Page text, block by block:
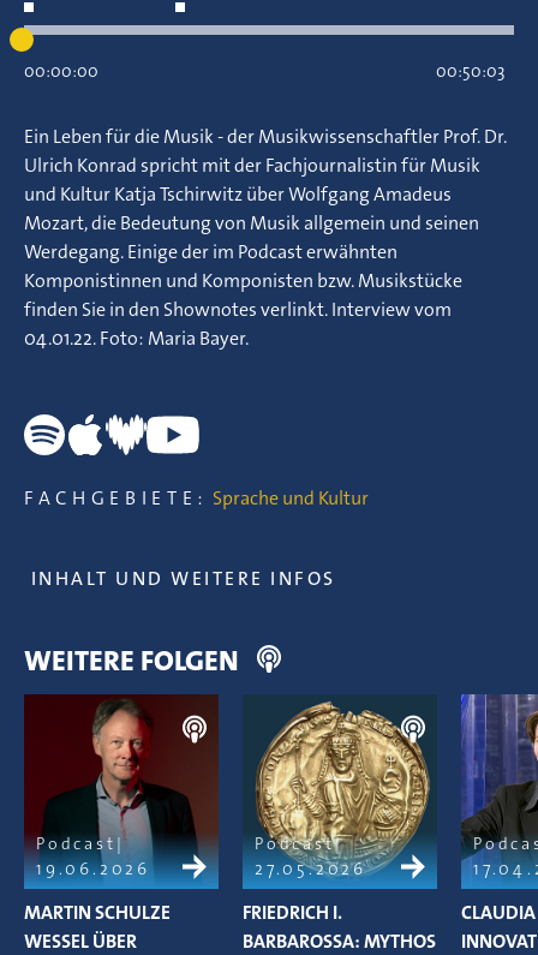
00:00:00 00:50:03
Ein Leben für die Musik - der Musikwissenschaftler Prof. Dr.
Ulrich Konrad spricht mit der Fachjournalistin für Musik
und Kultur Katja Tschirwitz über Wolfgang Amadeus
Mozart, die Bedeutung von Musik allgemein und seinen
Werdegang. Einige der im Podcast erwähnten
Komponistinnen und Komponisten bzw. Musikstücke
finden Sie in den Shownotes verlinkt. Interview vom
04.01.22. Foto: Maria Bayer.
FACHGEBIETE: Sprache und Kultur
INHALT UND WEITERE INFOS
WEITERE FOLGEN
Podcast
19.06.2026
MARTIN SCHULZE
WESSEL ÜBER
Podcast
27.05.2026
FRIEDRICH I.
BARBAROSSA: MYTHOS
CLAUDIA